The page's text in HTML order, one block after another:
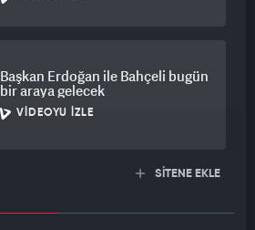
Başkan Erdoğan ile Bahçeli bugün
bir araya gelecek
VIDEOYU İZLE
SİTENE EKLE